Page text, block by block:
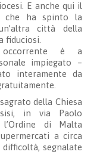
E anche qui il
che ha spinto la
città della
fiduciosi.
è a
impiegato –
interamente da
della Chiesa
in via Paolo
l’Ordine di Malta
ercati a circa
segnalate